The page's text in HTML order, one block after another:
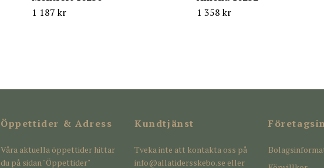
1 187 kr
1 358 kr
Öppettider & Adress
Våra aktuella öppettider hittar
du på sidan "Öppettider"
Kundtjänst
Tveka inte att kontakta oss på
info@allatidersskebo.se eller